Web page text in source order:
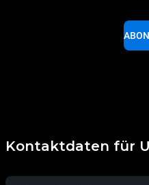
Kontaktdaten für